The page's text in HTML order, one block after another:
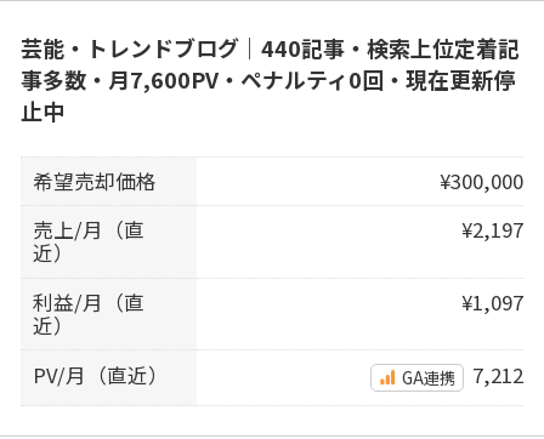
芸能・トレンドブログ｜440記事・検索上位定着記
事多数・月7,600PV・ペナルティ0回・現在更新停
止中
希望売却価格
¥300,000
売上/月（直
近）
¥2,197
利益/月（直
近）
¥1,097
PV/月（直近） GA連携 7,212